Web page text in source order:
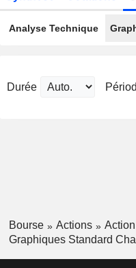
Analyse Technique
Durée
Bourse Actions
Graphiques Standard